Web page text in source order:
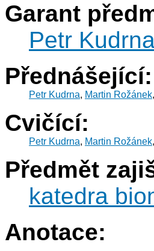
Garant
Petr
Přednášející:
Petr Kudrna, Martin Rožánek,
Cvičící:
Petr Kudrna, Martin Rožánek,
Předmět
katedra
Anotace: